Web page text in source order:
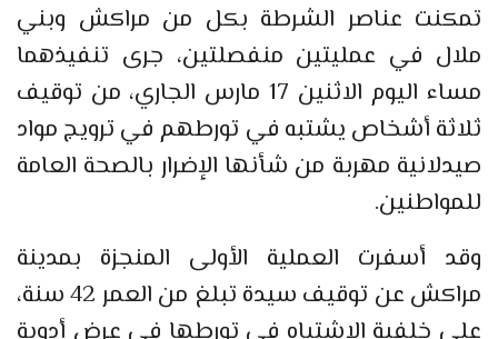
تمكنت عناصر الشرطة بكل من مراكش وبني
ملال في عمليتين منفصلتين، جرى تنفيذهما
مساء اليوم الاثنين 17 مارس الجاري، من توقيف
ثلاثة أشخاص يشتبه في تورطهم في ترويج مواد
صيدلانية مهربة من شأنها الإضرار بالصحة العامة
للمواطنين.
وقد أسفرت العملية الأولى المنجزة بمدينة
مراكش عن توقيف سيدة تبلغ من العمر 42 سنة،